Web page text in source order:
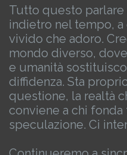
Tutto questo parlare
indietro nel tempo,
vivido che adoro.
mondo diverso,
e umanità
diffidenza. Sta
questione, la realtà
conviene a chi
speculazione. Ci